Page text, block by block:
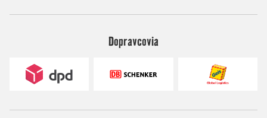
Dopravcovia